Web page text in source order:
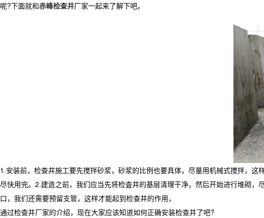
呢?下面就和赤峰检查井厂家一起来了解下吧。
1.安装前，检查井施工要先搅拌砂浆，砂浆的比例也要具体，尽量用机械式搅拌，这
尽快用完。 2.建造之前，我们应当先将检査井的基层清理干净，然后开始进行堆砌
口，我们还需要预留支管，这样才能起到检查井的作用，
通过检查井厂家的介绍，现在大家应该知道如何正确安装检查并了吧?